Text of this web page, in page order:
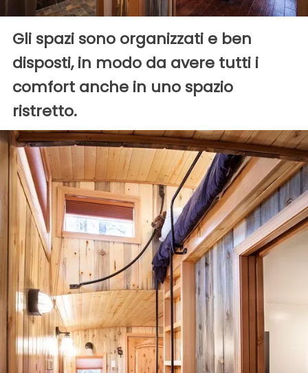
Gli spazi sono organizzati e ben
disposti, in modo da avere tutti i
comfort anche in uno spazio
ristretto.